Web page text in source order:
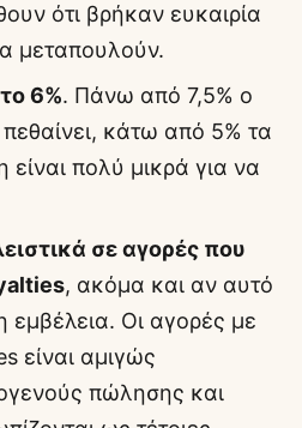
ότι βρήκαν ευκαιρία
μεταπουλούν.
6%. Πάνω από 7,5% ο
κάτω από 5% τα
πολύ μικρά για να
σε αγορές που
, ακόμα και αν αυτό
εμβέλεια. Οι αγορές με
είναι αμιγώς
πώλησης και